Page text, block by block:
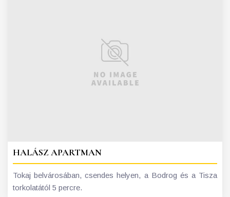
HALÁSZ APARTMAN
Tokaj belvárosában, csendes helyen, a Bodrog és a Tisza
torkolatától 5 percre.